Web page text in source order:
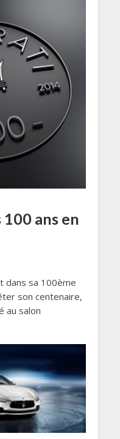
ans en
dans sa 100ème
son centenaire,
au salon